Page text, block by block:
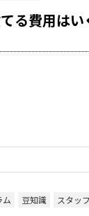
る費用は
ム 豆知識 スタッ